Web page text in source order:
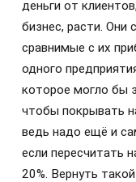
деньги от
бизнес, расти. Они
сравнимые с их
одного
которое могло бы
чтобы покрывать
ведь надо ещё и
если пересчитать
20%. Вернуть